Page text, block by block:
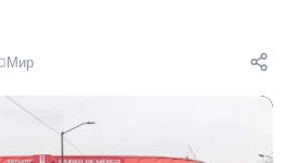
Мир